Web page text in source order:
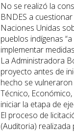
No se realizó la
BNDES a
Naciones Unidas
pueblos indígenas
implementar
La Administradora
proyecto antes de
hecho se
Técnico,
iniciar la etapa de
El proceso de
(Auditoria)